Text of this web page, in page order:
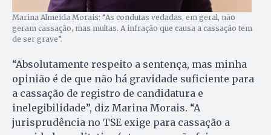
Marina Almeida Morais: “As condutas vedadas, em geral, não
geram cassação, mas multas. A infração que causa a cassação tem
de ser grave”.
“Absolutamente respeito a sentença, mas minha
opinião é de que não há gravidade suficiente para
a cassação de registro de candidatura e
inelegibilidade”, diz Marina Morais. “A
jurisprudência no TSE exige para cassação a